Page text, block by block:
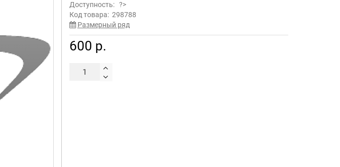
Доступность: ?>
Код товара: 298788
Размерный ряд
600 р.